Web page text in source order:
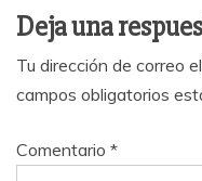
Deja una
Tu dirección de correo
campos obligatorios
Comentario *